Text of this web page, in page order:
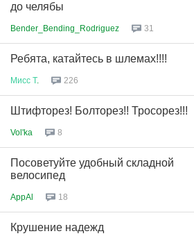
до челябы
Bender_Bending_Rodriguez 31
Ребята, катайтесь в шлемах!!!!
Мисс Т. 226
Штифторез! Болторез!! Тросорез!!!
Vol'ka 8
Посоветуйте удобный складной
велосипед
AppAl 18
Крушение надежд